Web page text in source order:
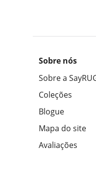
Sobre nós
Sobre a
Coleções
Blogue
Mapa do site
Avaliações